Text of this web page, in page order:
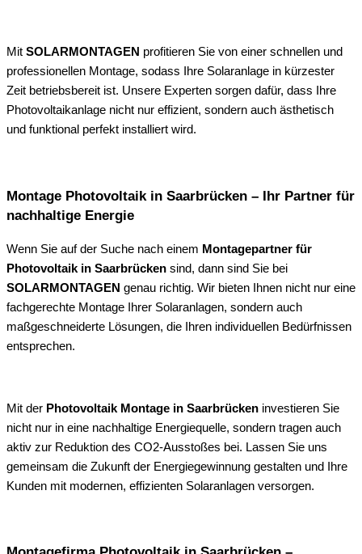
Mit SOLARMONTAGEN profitieren Sie von einer schnellen und
professionellen Montage, sodass Ihre Solaranlage in kürzester
Zeit betriebsbereit ist. Unsere Experten sorgen dafür, dass Ihre
Photovoltaikanlage nicht nur effizient, sondern auch ästhetisch
und funktional perfekt installiert wird.
Montage Photovoltaik in Saarbrücken – Ihr Partner für
nachhaltige Energie
Wenn Sie auf der Suche nach einem Montagepartner für
Photovoltaik in Saarbrücken sind, dann sind Sie bei
SOLARMONTAGEN genau richtig. Wir bieten Ihnen nicht nur eine
fachgerechte Montage Ihrer Solaranlagen, sondern auch
maßgeschneiderte Lösungen, die Ihren individuellen Bedürfnissen
entsprechen.
Mit der Photovoltaik Montage in Saarbrücken investieren Sie
nicht nur in eine nachhaltige Energiequelle, sondern tragen auch
aktiv zur Reduktion des CO2-Ausstoßes bei. Lassen Sie uns
gemeinsam die Zukunft der Energiegewinnung gestalten und Ihre
Kunden mit modernen, effizienten Solaranlagen versorgen.